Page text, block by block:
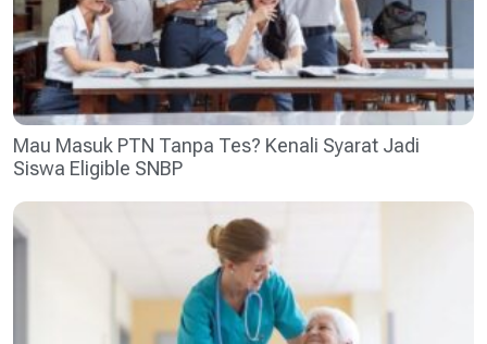
Mau Masuk PTN Tanpa Tes? Kenali Syarat Jadi
Siswa Eligible SNBP